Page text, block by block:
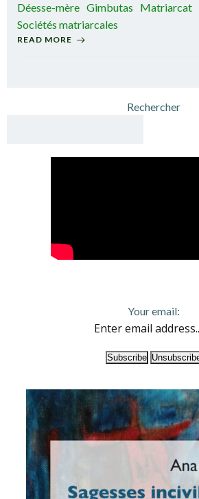
Déesse-mère Gimbutas Matriarcat
Sociétés matriarcales
READ MORE
Rechercher
Your email: